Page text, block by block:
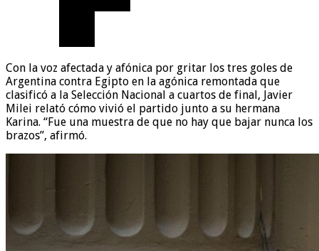
Con la voz afectada y afónica por gritar los tres goles de
Argentina contra Egipto en la agónica remontada que
clasificó a la Selección Nacional a cuartos de final, Javier
Milei relató cómo vivió el partido junto a su hermana
Karina. “Fue una muestra de que no hay que bajar nunca los
brazos”, afirmó.